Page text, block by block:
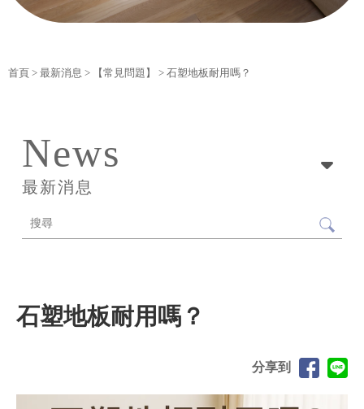
首頁 > 最新消息 > 【常見問題】 > 石塑地板耐用嗎？
最新消息
News
石塑地板耐用嗎？
分享到